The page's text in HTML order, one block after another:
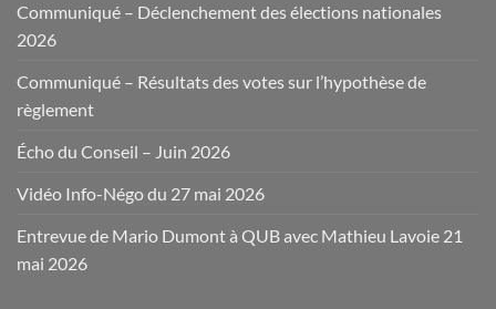
Communiqué – Déclenchement des élections nationales
2026
Communiqué – Résultats des votes sur l’hypothèse de
règlement
Écho du Conseil – Juin 2026
Vidéo Info-Négo du 27 mai 2026
Entrevue de Mario Dumont à QUB avec Mathieu Lavoie 21
mai 2026